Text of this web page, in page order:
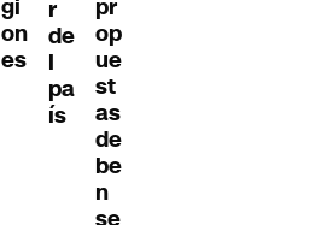
gi
on
es
r
de
l
pa
ís
pr
op
ue
st
as
de
be
n
se